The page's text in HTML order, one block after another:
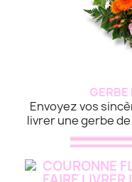
GERBE
Envoyez vos
livrer une gerbe de